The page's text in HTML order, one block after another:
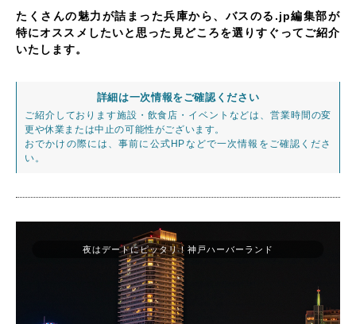
たくさんの魅力が詰まった兵庫から、バスのる.jp編集部が
特にオススメしたいと思った見どころを選りすぐってご紹介
いたします。
詳細は一次情報をご確認ください
ご紹介しております施設・飲食店・イベントなどは、営業時間の変
更や休業または中止の可能性がございます。
おでかけの際には、事前に公式HPなどで一次情報をご確認くださ
い。
夜はデートにピッタリ！神戸ハーバーランド